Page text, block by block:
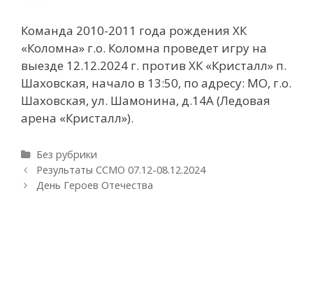
Команда 2010-2011 года рождения ХК
«Коломна» г.о. Коломна проведет игру на
выезде 12.12.2024 г. против ХК «Кристалл» п.
Шаховская, начало в 13:50, по адресу: МО, г.о.
Шаховская, ул. Шамонина, д.14А (Ледовая
арена «Кристалл»).
Рубрики
Без рубрики
Навигация
записи
Результаты ССМО 07.12-08.12.2024
День Героев Отечества